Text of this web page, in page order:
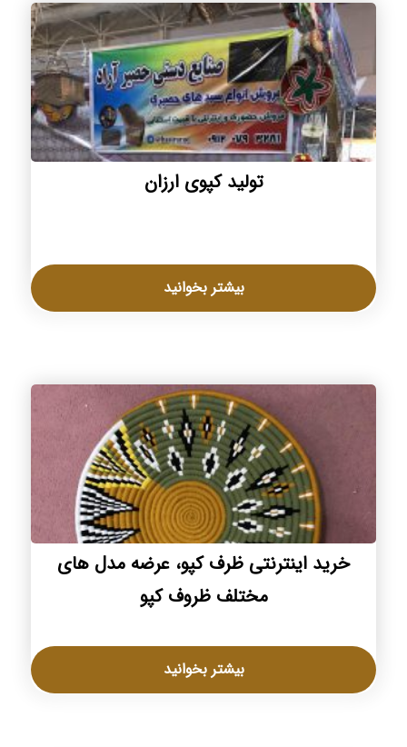
تولید کپوی ارزان
بیشتر بخوانید
خرید اینترنتی ظرف کپو، عرضه مدل های
مختلف ظروف کپو
بیشتر بخوانید